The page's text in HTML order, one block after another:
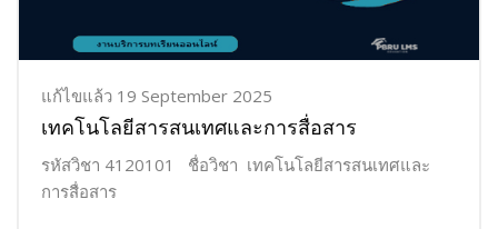
แก้ไขแล้ว 19 September 2025
เทคโนโลยีสารสนเทศและการสื่อสาร
รหัสวิชา 4120101 ชื่อวิชา เทคโนโลยีสารสนเทศและ
การสื่อสาร